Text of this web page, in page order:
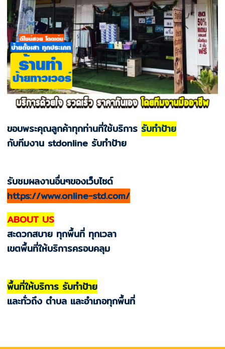
ขอบพระคุณลูกค้าทุกท่านที่ใช้บริการรับทำป้าย
กับทีมงาน stdonline รับทำป้าย
รับชมผลงานอื่นๆของเว็บไซด์
https://www.online-std.com/
ABOUT US
สะดวกสบาย ทุกพื้นที่ ทุกเวลา
เขตพื้นที่ให้บริการครอบคลุม
พื้นที่ให้บริการ รับทำป้าย
และทั่วถึง ตำบล และอำเภอทุกพื้นที่